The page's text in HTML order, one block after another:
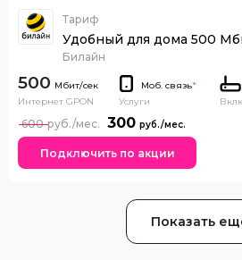
Тариф
Удобный для дома 500
Билайн
500
Интернет GPON
Моб. связь*
Услуги
300
600
Подключить по акции
Показать